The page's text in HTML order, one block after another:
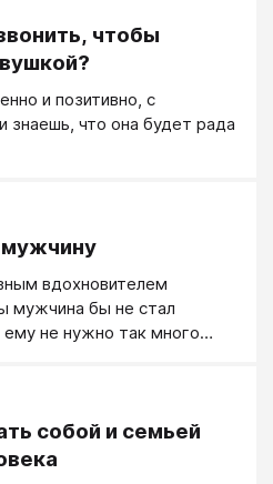
чтобы
и позитивно, с
знаешь, что она будет рада
мужчину
вдохновителем
бы не стал
ему не нужно так много
и быстрее богатеет.
любимого мужчины.
и любовью наполняет
собой и семьей